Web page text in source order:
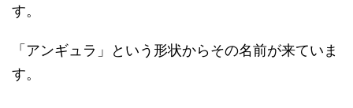
す。
「アンギュラ」という形状からその名前が来ていま
す。